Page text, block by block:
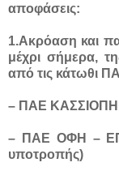
αποφάσεις:
1.Ακρόαση και
μέχρι σήμερα,
από τις κάτωθι
– ΠΑΕ
– ΠΑΕ ΟΦΗ –
υποτροπής)